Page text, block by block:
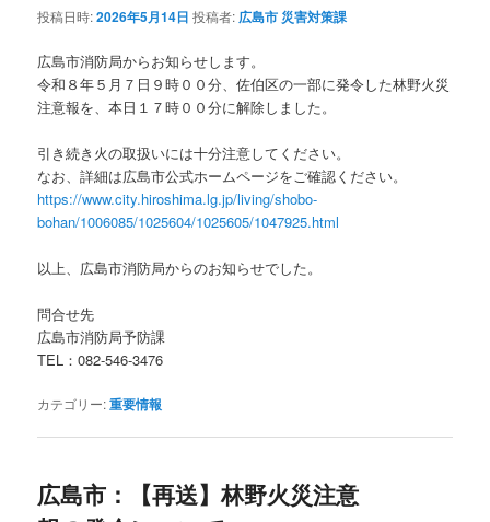
投稿日時:2026年5月14日 投稿者: 広島市 災害対策課
広島市消防局からお知らせします。
令和８年５月７日９時００分、佐伯区の一部に発令した林野火災
注意報を、本日１７時００分に解除しました。
引き続き火の取扱いには十分注意してください。
なお、詳細は広島市公式ホームページをご確認ください。
https://www.city.hiroshima.lg.jp/living/shobo-
bohan/1006085/1025604/1025605/1047925.html
以上、広島市消防局からのお知らせでした。
問合せ先
広島市消防局予防課
TEL：082-546-3476
カテゴリー:重要情報
広島市：【再送】林野火災注意